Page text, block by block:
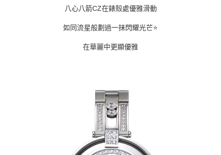
八心八箭CZ在錶殼處優雅滑動
如同流星般劃過一抹閃耀光芒⭐
在華麗中更顯優雅